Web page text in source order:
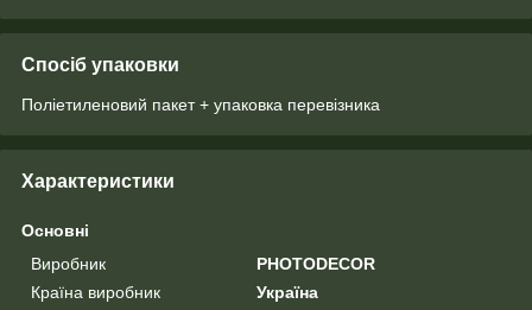
Спосіб упаковки
Поліетиленовий пакет + упаковка перевізника
Характеристики
Основні
Виробник
PHOTODECOR
Країна виробник
Україна